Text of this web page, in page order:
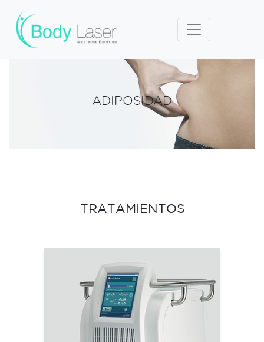
ADIPOSIDAD
TRATAMIENTOS